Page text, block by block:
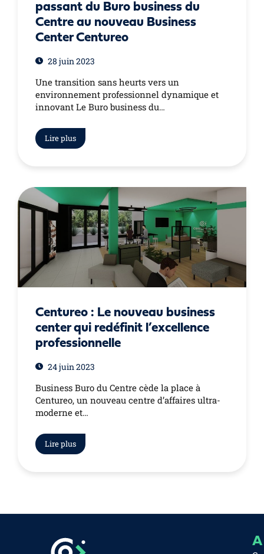
passant du Buro business du
Centre au nouveau Business
Center Centureo
28 juin 2023
Une transition sans heurts vers un
environnement professionnel dynamique et
innovant Le Buro business du…
Lire plus
Centureo : Le nouveau business
center qui redéfinit l’excellence
professionnelle
24 juin 2023
Business Buro du Centre cède la place à
Centureo, un nouveau centre d’affaires ultra-
moderne et…
Lire plus